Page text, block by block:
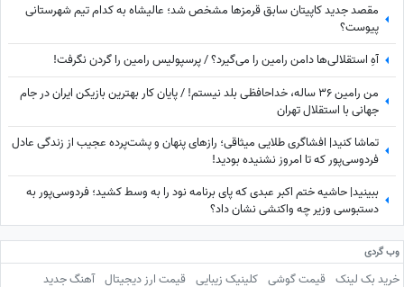
مقصد جدید کاپیتان سابق قرمزها مشخص شد؛ عالیشاه به کدام تیم شهرستانی
پیوست؟
آهِ استقلالی‌ها دامن رامین را می‌گیرد؟ / پرسپولیس رامین را گردن نگرفت!
من رامین 36 ساله، خداحافظی بلد نیستم! / پایان کار بهترین بازیکن ایران در جام
جهانی با استقلال تهران
تماشا کنید| افشاگری طلایی میثاقی؛ رازهای پنهان و پشت‌پرده عجیب از زندگی عادل
فردوسی‌پور که تا امروز نشنیده بودید!
ببینید| حاشیه ختم اکبر عبدی که پای برنامه نود را به وسط کشید؛ فردوسی‌پور به
دستبوسی وزیر چه واکنشی نشان داد؟
وب گردی
خرید بک لینک قیمت گوشی کلینیک زیبایی قیمت ارز دیجیتال آهنگ جدید